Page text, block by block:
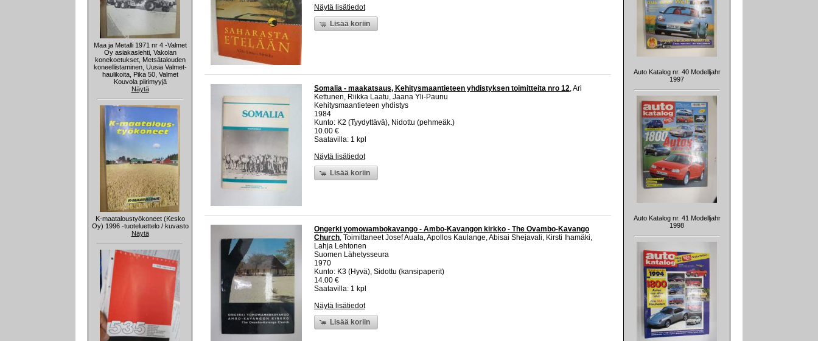
Maa ja Metalli 1971 nr 4 -Valmet
Oy asiakaslehti, Vakolan
konekoetukset, Metsätalouden
koneellistaminen, Uusia Valmet-
haulikoita, Pika 50, Valmet
Kouvola piirimyyjä
Näytä
K-maataloustyökoneet (Kesko
Oy) 1996 -tuoteluettelo / kuvasto
Näytä
Näytä lisätiedot
Lisää koriin
Somalia - maakatsaus, Kehitysmaantieteen yhdistyksen toimitteita nro 12, Ari
Kettunen, Riikka Laatu, Jaana Yli-Paunu
Kehitysmaantieteen yhdistys
1984
Kunto: K2 (Tyydyttävä), Nidottu (pehmeäk.)
10.00 €
Saatavilla: 1 kpl
Näytä lisätiedot
Lisää koriin
Ongerki yomowambokavango - Ambo-Kavangon kirkko - The Ovambo-Kavango
Church, Toimittaneet Josef Auala, Apollos Kaulange, Abisai Shejavali, Kirsti Ihamäki,
Lahja Lehtonen
Suomen Lähetysseura
1970
Kunto: K3 (Hyvä), Sidottu (kansipaperit)
14.00 €
Saatavilla: 1 kpl
Näytä lisätiedot
Lisää koriin
Auto Katalog nr. 40 Modelljahr
1997
Auto Katalog nr. 41 Modelljahr
1998